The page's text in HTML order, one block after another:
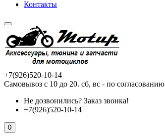
Контакты
+7(926)520-10-14
Самовывоз с 10 до 20. сб, вс - по согласованию
Не дозвонились? Заказ звонка!
+7(926)520-10-14
0